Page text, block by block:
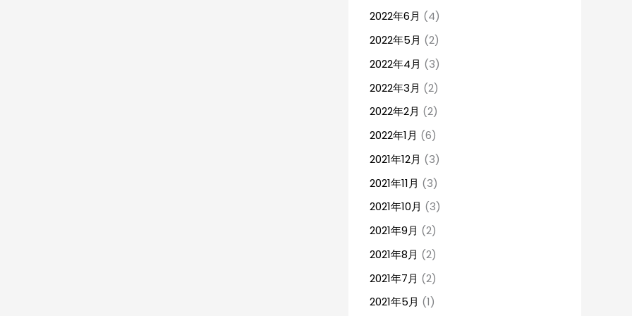
2022年6月 (4)
2022年5月 (2)
2022年4月 (3)
2022年3月 (2)
2022年2月 (2)
2022年1月 (6)
2021年12月 (3)
2021年11月 (3)
2021年10月 (3)
2021年9月 (2)
2021年8月 (2)
2021年7月 (2)
2021年5月 (1)